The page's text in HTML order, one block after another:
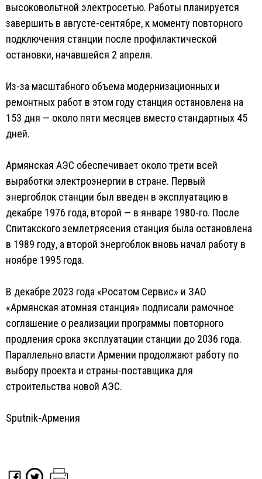
высоковольтной электросетью. Работы планируется
завершить в августе-сентябре, к моменту повторного
подключения станции после профилактической
остановки, начавшейся 2 апреля.
Из-за масштабного объема модернизационных и
ремонтных работ в этом году станция остановлена на
153 дня — около пяти месяцев вместо стандартных 45
дней.
Армянская АЭС обеспечивает около трети всей
выработки электроэнергии в стране. Первый
энергоблок станции был введен в эксплуатацию в
декабре 1976 года, второй — в январе 1980-го. После
Спитакского землетрясения станция была остановлена
в 1989 году, а второй энергоблок вновь начал работу в
ноябре 1995 года.
В декабре 2023 года «Росатом Сервис» и ЗАО
«Армянская атомная станция» подписали рамочное
соглашение о реализации программы повторного
продления срока эксплуатации станции до 2036 года.
Параллельно власти Армении продолжают работу по
выбору проекта и страны-поставщика для
строительства новой АЭС.
Sputnik-Армения